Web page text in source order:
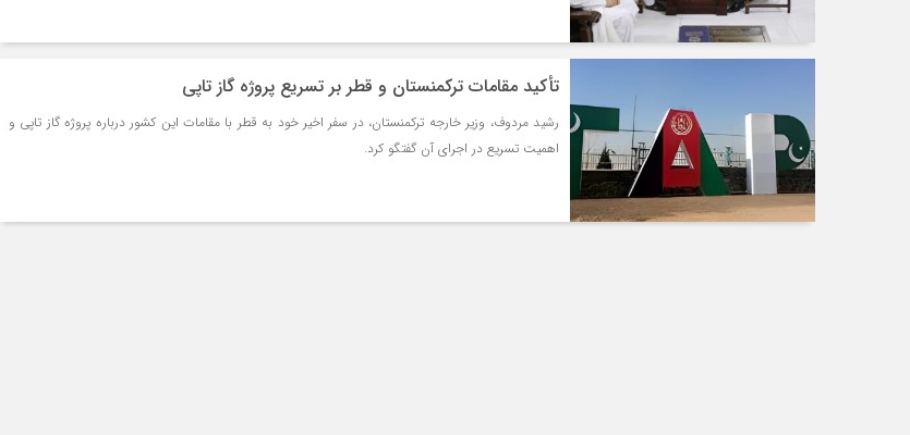
تأکید مقامات ترکمنستان و قطر بر تسریع پروژه گاز تاپی
رشید مردوف، وزیر خارجه ترکمنستان، در سفر اخیر خود به قطر با مقامات این کشور درباره پروژه گاز تاپی و
اهمیت تسریع در اجرای آن گفتگو کرد.